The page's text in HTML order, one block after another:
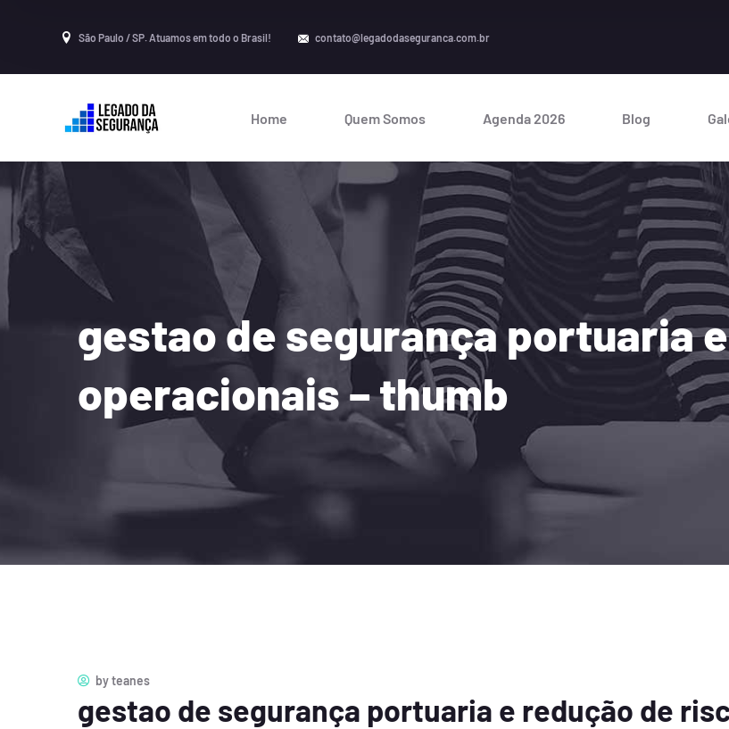
São Paulo / SP. Atuamos em todo o Brasil! contato@legadodaseguranca.com.br
Home Quem Somos Agenda 2026 Blog
gestao de segurança portuaria
operacionais – thumb
byteanes
gestao de segurança portuaria e redução de